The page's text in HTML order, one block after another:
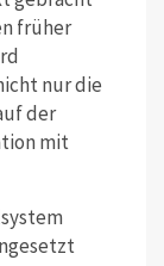
früher
nur die
der
mit